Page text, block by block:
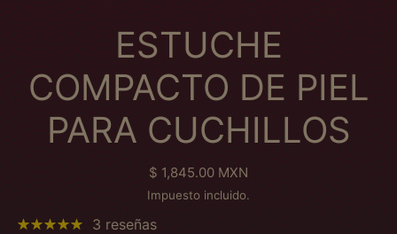
ESTUCHE
COMPACTO DE PIEL
PARA CUCHILLOS
Precio habitual
$ 1,845.00 MXN
Impuesto incluido.
3 reseñas